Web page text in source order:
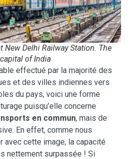
New Delhi Railway Station. The
capital of India
effectué par la majorité des
et des villes indiennes vers
du pays, voici une forme
puisqu’elle concerne
en commun, mais de
En effet, comme nous
avec cette image, la capacité
nettement surpassée ! Si